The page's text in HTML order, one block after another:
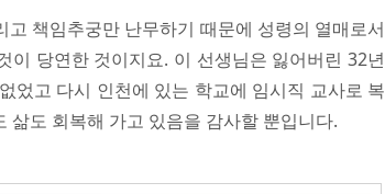
책임추궁만 난무하기 때문에 성령의 열매로서
당연한 것이지요. 이 선생님은 잃어버린 32년
었고 다시 인천에 있는 학교에 임시직 교사로 복
삶도 회복해 가고 있음을 감사할 뿐입니다.​